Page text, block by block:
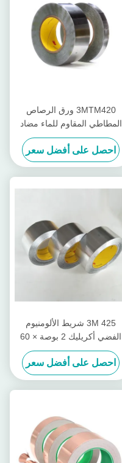
3MTM420 ورق الرصاص
المطاطي المقاوم للماء مضاد
للنار الحماية المعدنية 3M
الشريط
احصل على أفضل سعر
3M 425 شريط الألومنيوم
الفضي أكريليك 2 بوصة × 60
Yd 4.6mil سميكة
احصل على أفضل سعر